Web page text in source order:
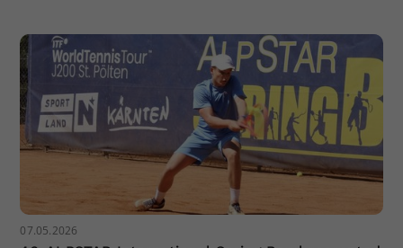
07.05.2026
Zweck
Einstellungen. Unter anderem eine
zufällig generierte ID, für die
historische Speicherung Ihrer
vorgenommen Einstellungen, falls der
Webseiten-Betreiber dies eingestellt